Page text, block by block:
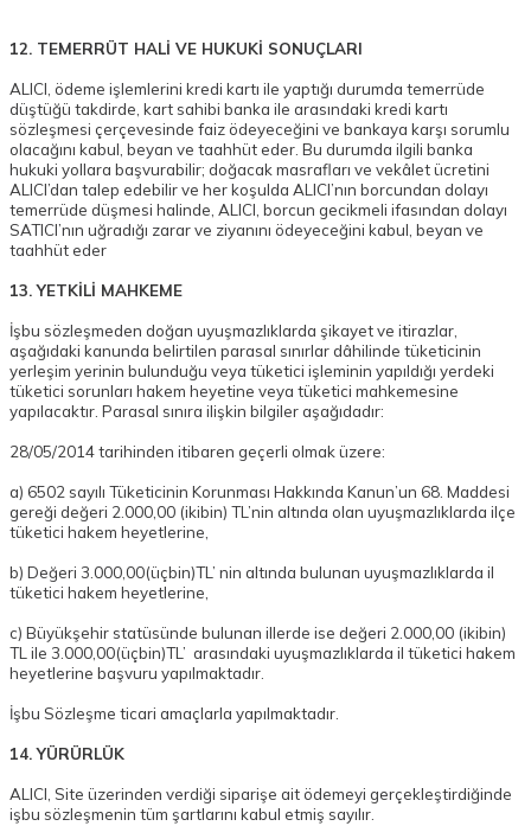
12. TEMERRÜT HALİ VE HUKUKİ SONUÇLARI
ALICI, ödeme işlemlerini kredi kartı ile yaptığı durumda temerrüde
düştüğü takdirde, kart sahibi banka ile arasındaki kredi kartı
sözleşmesi çerçevesinde faiz ödeyeceğini ve bankaya karşı sorumlu
olacağını kabul, beyan ve taahhüt eder. Bu durumda ilgili banka
hukuki yollara başvurabilir; doğacak masrafları ve vekâlet ücretini
ALICI’dan talep edebilir ve her koşulda ALICI’nın borcundan dolayı
temerrüde düşmesi halinde, ALICI, borcun gecikmeli ifasından dolayı
SATICI’nın uğradığı zarar ve ziyanını ödeyeceğini kabul, beyan ve
taahhüt eder
13. YETKİLİ MAHKEME
İşbu sözleşmeden doğan uyuşmazlıklarda şikayet ve itirazlar,
aşağıdaki kanunda belirtilen parasal sınırlar dâhilinde tüketicinin
yerleşim yerinin bulunduğu veya tüketici işleminin yapıldığı yerdeki
tüketici sorunları hakem heyetine veya tüketici mahkemesine
yapılacaktır. Parasal sınıra ilişkin bilgiler aşağıdadır:
28/05/2014 tarihinden itibaren geçerli olmak üzere:
a) 6502 sayılı Tüketicinin Korunması Hakkında Kanun’un 68. Maddesi
gereği değeri 2.000,00 (ikibin) TL’nin altında olan uyuşmazlıklarda ilçe
tüketici hakem heyetlerine,
b) Değeri 3.000,00(üçbin)TL’ nin altında bulunan uyuşmazlıklarda il
tüketici hakem heyetlerine,
c) Büyükşehir statüsünde bulunan illerde ise değeri 2.000,00 (ikibin)
TL ile 3.000,00(üçbin)TL’ arasındaki uyuşmazlıklarda il tüketici hakem
heyetlerine başvuru yapılmaktadır.
İşbu Sözleşme ticari amaçlarla yapılmaktadır.
14. YÜRÜRLÜK
ALICI, Site üzerinden verdiği siparişe ait ödemeyi gerçekleştirdiğinde
işbu sözleşmenin tüm şartlarını kabul etmiş sayılır.